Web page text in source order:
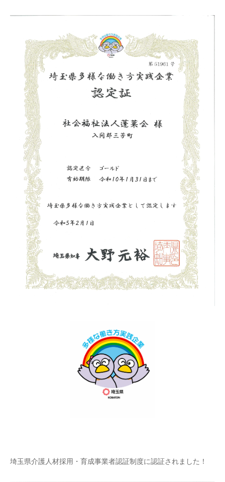
埼玉県介護人材採用・育成事業者認証制度に認証されました！